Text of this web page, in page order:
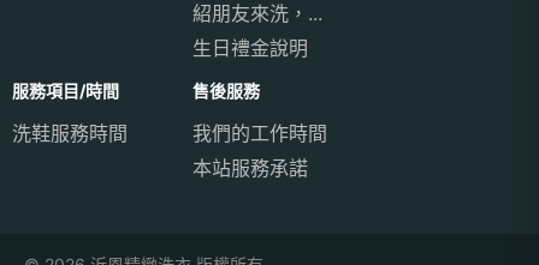
紹朋友來洗，...
生日禮金說明
服務項目/時間
洗鞋服務時間
售後服務
我們的工作時間
本站服務承諾